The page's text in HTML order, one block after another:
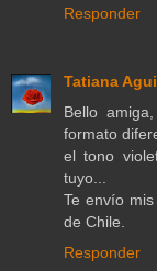
Responder
Tatiana
Bello
formato
el tono
tuyo...
Te envío
de Chile.
Responder